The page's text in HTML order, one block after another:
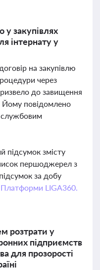
у закупівлях
інтернату у
на закупівлю
через
до завищення
Йому повідомлено
службовим
підсумок змісту
першоджерел з
за добу
Платформи LIGA360.
розтрати у
підприємств
для прозорості